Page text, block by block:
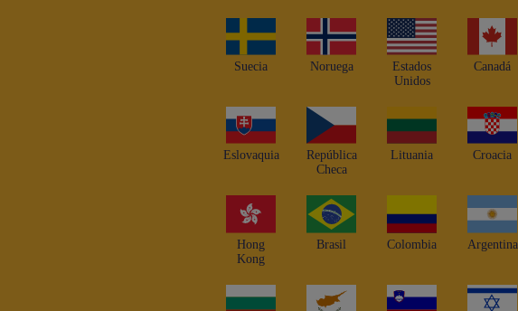
Suecia Noruega
Estados
Unidos
Canadá
Eslovaquia
República
Checa
Lituania Croacia
Hong
Kong
Brasil Colombia Argentina